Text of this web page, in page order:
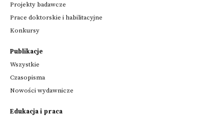
Projekty badawcze
Prace doktorskie i habilitacyjne
Konkursy
Publikacje
Wszystkie
Czasopisma
Nowości wydawnicze
Edukacja i praca